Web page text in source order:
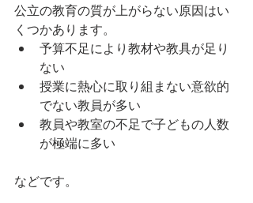
公立の教育の質が上がらない原因はい
くつかあります。
予算不足により教材や教具が足り
ない
授業に熱心に取り組まない意欲的
でない教員が多い
教員や教室の不足で子どもの人数
が極端に多い
などです。